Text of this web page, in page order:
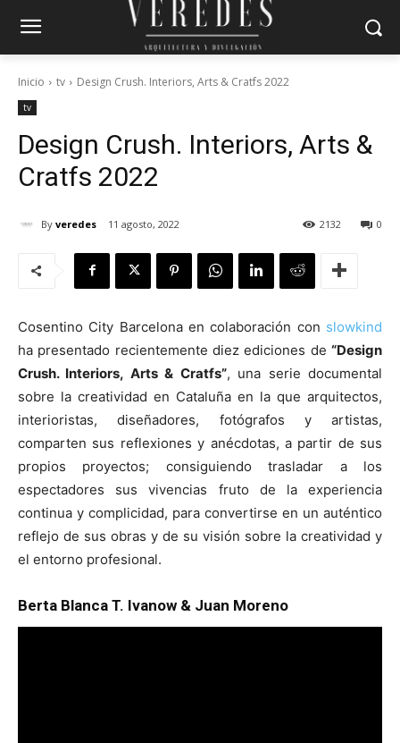
Inicio tv Design Crush. Interiors, Arts & Cratfs 2022
tv
Design Crush. Interiors, Arts &
Cratfs 2022
By veredes 11 agosto, 2022 0
2132
Cosentino City Barcelona en colaboración con slowkind
ha presentado recientemente diez ediciones de “Design
Crush. Interiors, Arts & Cratfs”, una serie documental
sobre la creatividad en Cataluña en la que arquitectos,
interioristas, diseñadores, fotógrafos y artistas,
comparten sus reflexiones y anécdotas, a partir de sus
propios proyectos; consiguiendo trasladar a los
espectadores sus vivencias fruto de la experiencia
continua y complicidad, para convertirse en un auténtico
reflejo de sus obras y de su visión sobre la creatividad y
el entorno profesional.
Berta Blanca T. Ivanow & Juan Moreno